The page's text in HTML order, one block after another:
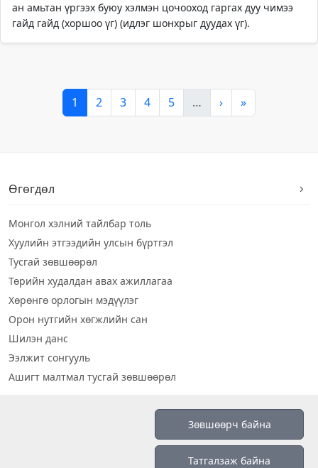
ан амьтан үргээх буюу хэлмэн цочооход гаргах дуу чимээ
гайд гайд (хоршоо үг) (идлэг шонхрыг дуудах үг).
1 2 3 4 5 … › »
Өгөгдөл
Монгол хэлний тайлбар толь
Хуулийн этгээдийн улсын бүртгэл
Тусгай зөвшөөрөл
Төрийн худалдан авах ажиллагаа
Хөрөнгө орлогын мэдүүлэг
Орон нутгийн хөгжлийн сан
Шилэн данс
Ээлжит сонгууль
Ашигт малтмал тусгай зөвшөөрөл
Зөвшөөрч байна
Татгалзаж байна